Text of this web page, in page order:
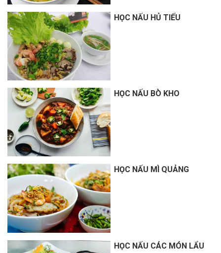
HỌC NẤU HỦ TIẾU
HỌC NẤU BÒ KHO
HỌC NẤU MÌ QUẢNG
HỌC NẤU CÁC MÓN LẨU